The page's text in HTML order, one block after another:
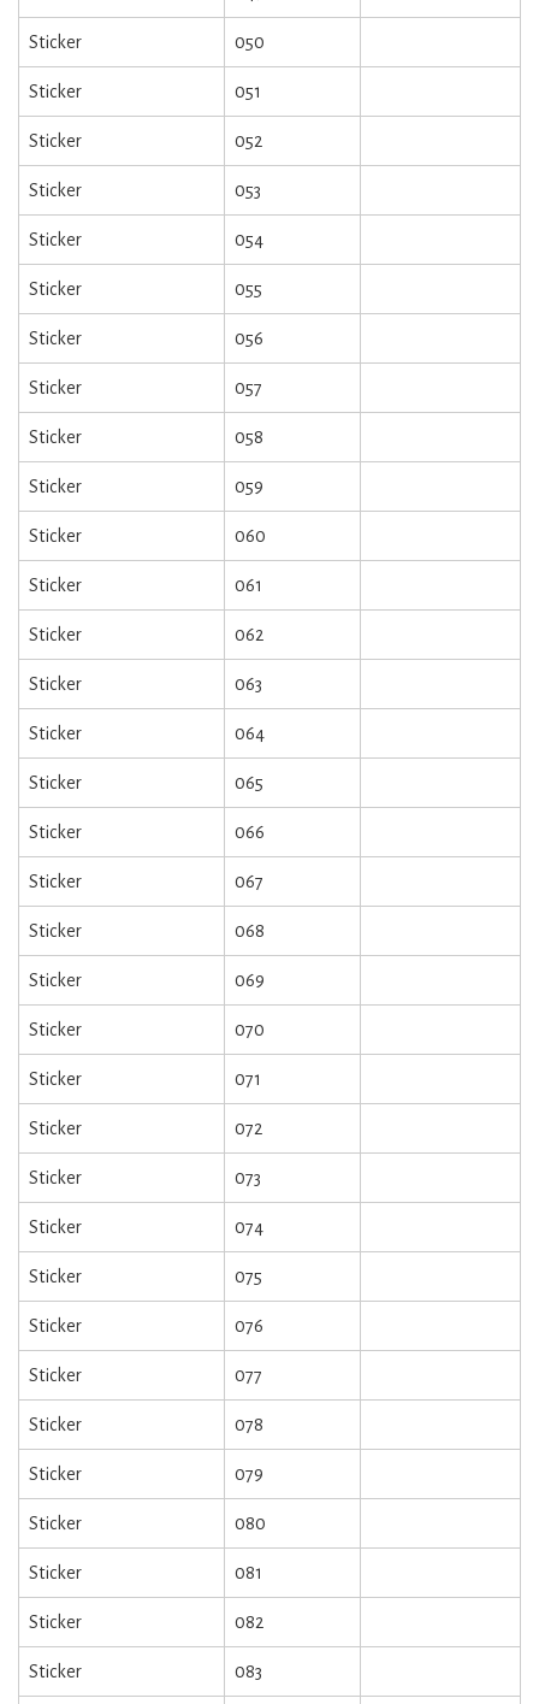
Sticker 050
Sticker 051
Sticker 052
Sticker 053
Sticker 054
Sticker 055
Sticker 056
Sticker 057
Sticker 058
Sticker 059
Sticker 060
Sticker 061
Sticker 062
Sticker 063
Sticker 064
Sticker 065
Sticker 066
Sticker 067
Sticker 068
Sticker 069
Sticker 070
Sticker 071
Sticker 072
Sticker 073
Sticker 074
Sticker 075
Sticker 076
Sticker 077
Sticker 078
Sticker 079
Sticker 080
Sticker 081
Sticker 082
Sticker 083